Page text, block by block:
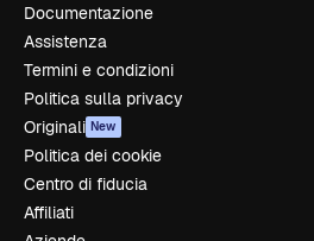
Documentazione
Assistenza
Termini e condizioni
Politica sulla privacy
Originali New
Politica dei cookie
Centro di fiducia
Affiliati